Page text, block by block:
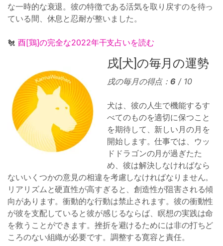
な一時的な衰退。彼の特徴である活気を取り戻すのを待っ
ている間、休息と忍耐が整いました。
🐔 酉[鶏]の完全な2022年干支占いを読む
戌[犬]の毎月の運勢
戌の毎月の得点： 6 / 10
犬は、彼の人生で機能するす
べてのものを適切に保つこと
を期待して、新しい月の月を
開始します。仕事では、ウッ
ドドラゴンの月が過ぎたた
め、彼は解決しなければなら
ないいくつかの意見の相違を考慮しなければなりません。
リアリズムと硬直性が高すぎると、創造性が阻害される傾
向があります。衝動的な行動は禁止されます。彼の衝動性
が彼を支配していると彼が感じるならば、瞑想の実践は命
を救うことができます。挫折を避けるためには非の打ちど
ころのない組織が必要です。調整する寛容と責任。